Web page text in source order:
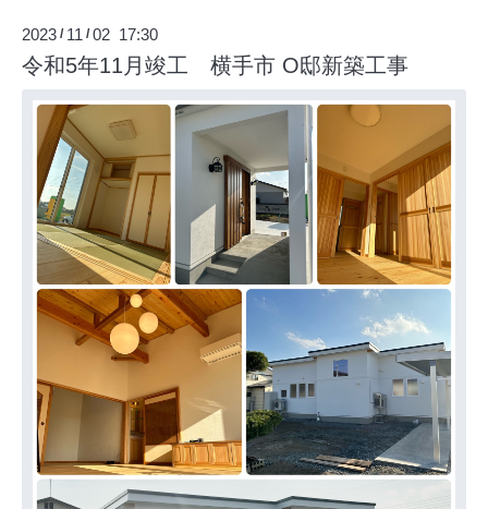
2023 / 11 /02 17:30
令和5年11月竣工 横手市 O邸新築工事